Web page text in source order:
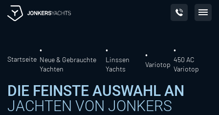
Skip
Startseite Neue & Gebrauchte
Yachten
Linssen
Yachts
Variotop
450 AC
Variotop
DIE FEINSTE AUSWAHL AN
JACHTEN VON JONKERS